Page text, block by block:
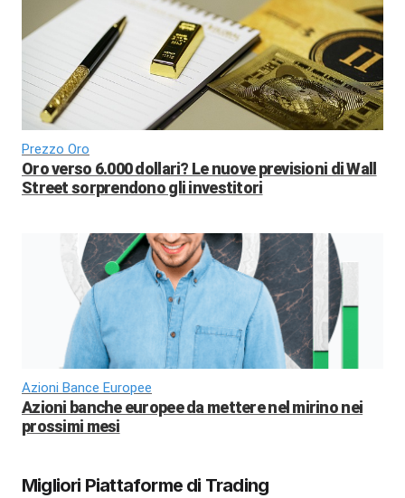
Prezzo Oro
Oro verso 6.000 dollari? Le nuove previsioni di Wall
Street sorprendono gli investitori
Azioni Bance Europee
Azioni banche europee da mettere nel mirino nei
prossimi mesi
Migliori Piattaforme di Trading